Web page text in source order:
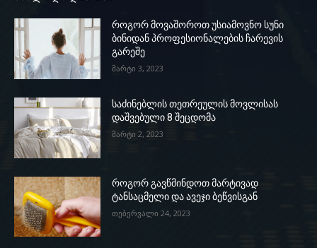
როგორ მოვაშოროთ უსიამოვნო სუნი
ბინიდან პროფესიონალების ჩარევის
გარეშე
მარტი 3, 2023
საძინებლის თეთრეულის მოვლისას
დაშვებული 8 შეცდომა
მარტი 2, 2023
როგორ გავწმინდოთ მარტივად
ტანსაცმელი და ავეჯი ბეწვისგან
თებერვალი 24, 2023